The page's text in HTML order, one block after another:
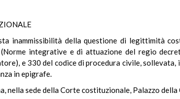
inammissibilità della questione di legittimità
integrative e di attuazione del regio
e 330 del codice di procedura civile,
in epigrafe.
nella sede della Corte costituzionale, Palazzo